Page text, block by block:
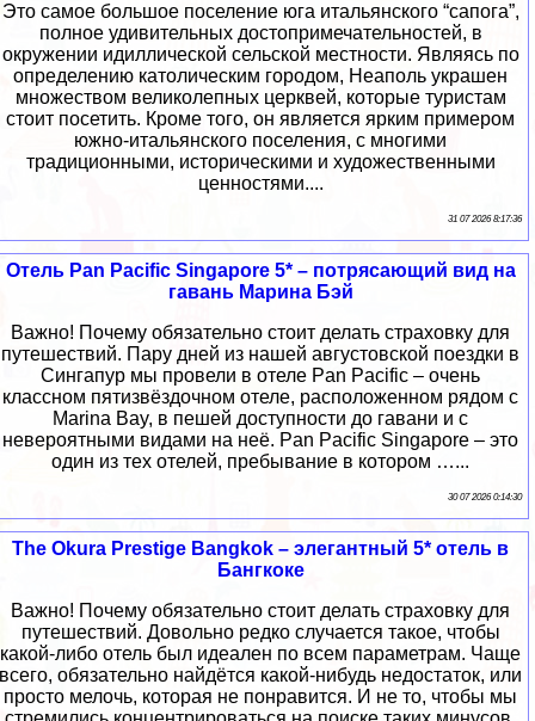
Это самое большое поселение юга итальянского “сапога”,
полное удивительных достопримечательностей, в
окружении идиллической сельской местности. Являясь по
определению католическим городом, Неаполь украшен
множеством великолепных церквей, которые туристам
стоит посетить. Кроме того, он является ярким примером
южно-итальянского поселения, с многими
традиционными, историческими и художественными
ценностями....
31 07 2026 8:17:36
Отель Pan Pacific Singapore 5* – потрясающий вид на
гавань Марина Бэй
Важно! Почему обязательно стоит делать страховку для
путешествий. Пару дней из нашей августовской поездки в
Сингапур мы провели в отеле Pan Pacific – очень
классном пятизвёздочном отеле, расположенном рядом с
Marina Bay, в пешей доступности до гавани и с
невероятными видами на неё. Pan Pacific Singapore – это
один из тех отелей, пребывание в котором …...
30 07 2026 0:14:30
The Okura Prestige Bangkok – элегантный 5* отель в
Бангкоке
Важно! Почему обязательно стоит делать страховку для
путешествий. Довольно редко случается такое, чтобы
какой-либо отель был идеален по всем параметрам. Чаще
всего, обязательно найдётся какой-нибудь недостаток, или
просто мелочь, которая не понравится. И не то, чтобы мы